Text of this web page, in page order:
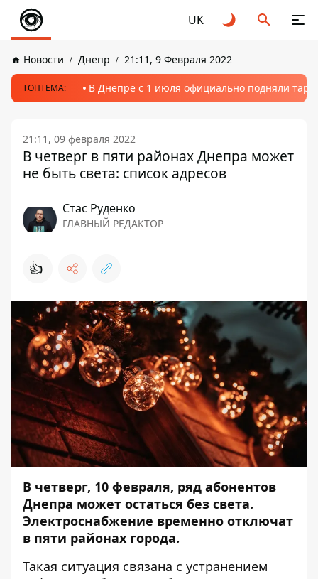
UK
Новости Днепр 21:11, 9 Февраля 2022
ТОПТЕМА: В Днепре с 1 июля официально подняли
21:11, 09 февраля 2022
В четверг в пяти районах Днепра может
не быть света: список адресов
Стаc Руденко
ГЛАВНЫЙ РЕДАКТОР
👍
В четверг, 10 февраля, ряд абонентов
Днепра может остаться без света.
Электроснабжение временно отключат
в пяти районах города.
Такая ситуация связана с устранением